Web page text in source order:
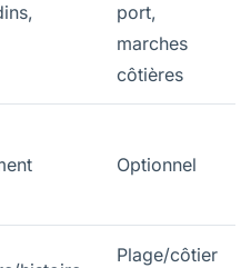
port,
marches
côtières
Optionnel
Plage/côtier